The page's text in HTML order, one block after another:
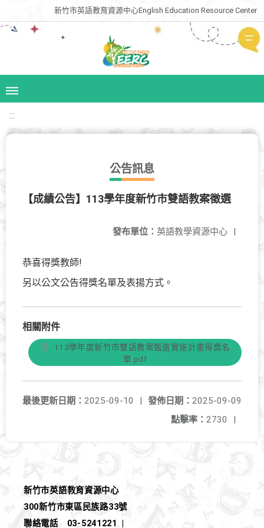
新竹市英語教育資源中心English Education Resource Center
:::
公告訊息
【成績公告】113學年度新竹市雙語教案徵選
發布單位： 英語教學資源中心 |
恭喜得獎教師!
另以公文公告得獎名單及表揚方式。
相關附件
單.pdf
發佈日期： 2025-09-09
最後更新日期： 2025-09-10
|
點擊率： 2730 |
新竹市英語教育資源中心
300新竹市東區民族路33號
聯絡電話
03-5241221